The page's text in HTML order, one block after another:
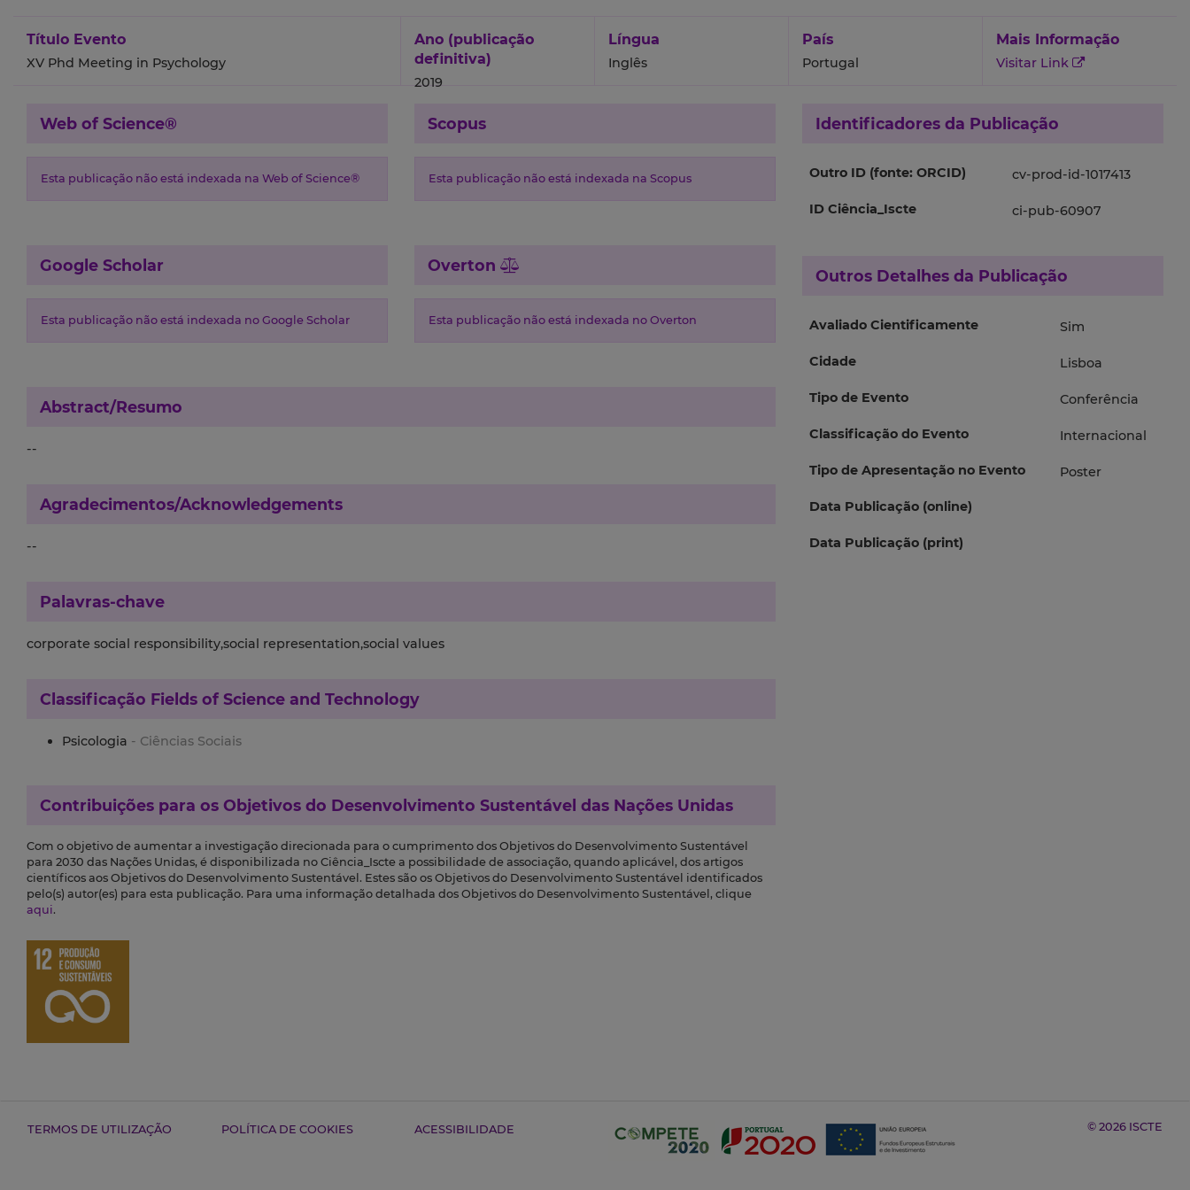
Título Evento
XV Phd Meeting in Psychology
Ano (publicação
definitiva)
2019
Língua
Inglês
País
Portugal
Mais Informação
Visitar Link
Web of Science®
Esta publicação não está indexada na Web of Science®
Scopus
Esta publicação não está indexada na Scopus
Google Scholar
Esta publicação não está indexada no Google Scholar
Overton
Esta publicação não está indexada no Overton
Abstract/Resumo
--
Agradecimentos/Acknowledgements
--
Palavras-chave
corporate social responsibility,social representation,social values
Classificação Fields of Science and Technology
Psicologia - Ciências Sociais
Contribuições para os Objetivos do Desenvolvimento Sustentável das Nações Unidas
Com o objetivo de aumentar a investigação direcionada para o cumprimento dos Objetivos do Desenvolvimento Sustentável
para 2030 das Nações Unidas, é disponibilizada no Ciência_Iscte a possibilidade de associação, quando aplicável, dos artigos
científicos aos Objetivos do Desenvolvimento Sustentável. Estes são os Objetivos do Desenvolvimento Sustentável identificados
pelo(s) autor(es) para esta publicação. Para uma informação detalhada dos Objetivos do Desenvolvimento Sustentável, clique
aqui.
Identificadores da Publicação
Outro ID (fonte: ORCID) cv-prod-id-1017413
ID Ciência_Iscte ci-pub-60907
Outros Detalhes da Publicação
Avaliado Cientificamente Sim
Cidade Lisboa
Tipo de Evento Conferência
Classificação do Evento Internacional
Tipo de Apresentação no Evento Poster
Data Publicação (online)
Data Publicação (print)
TERMOS DE UTILIZAÇÃO POLÍTICA DE COOKIES ACESSIBILIDADE © 2026 ISCTE